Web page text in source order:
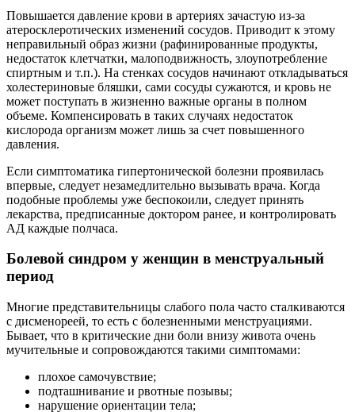
Повышается давление крови в артериях зачастую из-за
атеросклеротических изменений сосудов. Приводит к этому
неправильный образ жизни (рафинированные продукты,
недостаток клетчатки, малоподвижность, злоупотребление
спиртным и т.п.). На стенках сосудов начинают откладываться
холестериновые бляшки, сами сосуды сужаются, и кровь не
может поступать в жизненно важные органы в полном
объеме. Компенсировать в таких случаях недостаток
кислорода организм может лишь за счет повышенного
давления.
Если симптоматика гипертонической болезни проявилась
впервые, следует незамедлительно вызывать врача. Когда
подобные проблемы уже беспокоили, следует принять
лекарства, предписанные доктором ранее, и контролировать
АД каждые полчаса.
Болевой синдром у женщин в менструальный
период
Многие представительницы слабого пола часто сталкиваются
с дисменореей, то есть с болезненными менструациями.
Бывает, что в критические дни боли внизу живота очень
мучительные и сопровождаются такими симптомами:
плохое самочувствие;
подташнивание и рвотные позывы;
нарушение ориентации тела;